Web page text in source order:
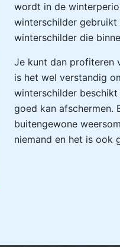
wordt in de
winterschilder
winterschilder die
Je kunt dan profiteren
is het wel verstandig
winterschilder
goed kan afschermen.
buitengewone
niemand en het is ook